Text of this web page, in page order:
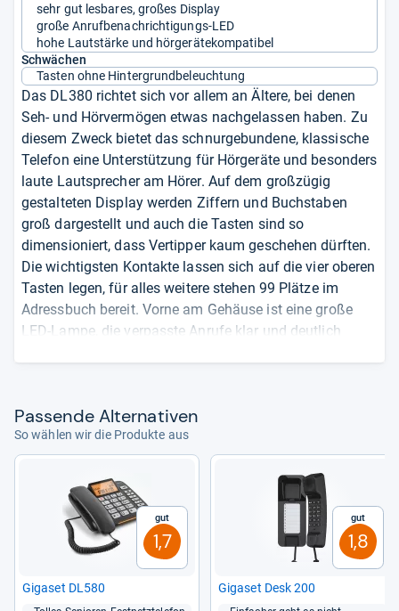
sehr gut lesbares, großes Display
große Anrufbenachrichtigungs-LED
hohe Lautstärke und hörgerätekompatibel
Schwächen
Tasten ohne Hintergrundbeleuchtung
Das DL380 richtet sich vor allem an Ältere, bei denen
Seh- und Hörvermögen etwas nachgelassen haben. Zu
diesem Zweck bietet das schnurgebundene, klassische
Telefon eine Unterstützung für Hörgeräte und besonders
laute Lautsprecher am Hörer. Auf dem großzügig
gestalteten Display werden Ziffern und Buchstaben
groß dargestellt und auch die Tasten sind so
dimensioniert, dass Vertipper kaum geschehen dürften.
Die wichtigsten Kontakte lassen sich auf die vier oberen
Tasten legen, für alles weitere stehen 99 Plätze im
Adressbuch bereit. Vorne am Gehäuse ist eine große
LED-Lampe, die verpasste Anrufe klar und deutlich
vonGregor L.
Pas­sende Alter­na­ti­ven
So wählen wir die Produkte aus
Gut
1,7
Giga­set DL580
Gut
1,8
Giga­set Desk 200